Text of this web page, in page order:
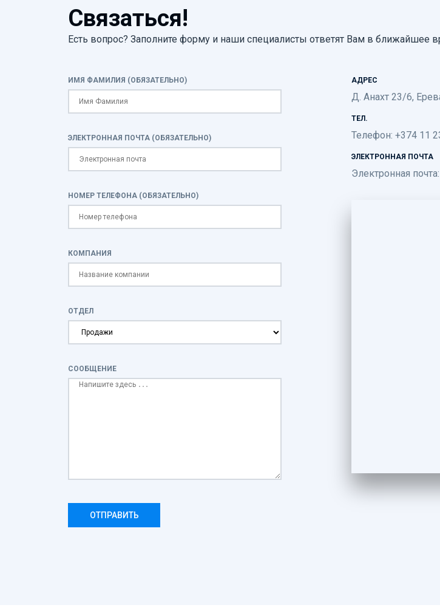
Связаться!
Есть вопрос? Заполните форму и наши специалисты ответят Вам в ближайшее
ИМЯ ФАМИЛИЯ (ОБЯЗАТЕЛЬНО)
ЭЛЕКТРОННАЯ ПОЧТА (ОБЯЗАТЕЛЬНО)
НОМЕР ТЕЛЕФОНА (ОБЯЗАТЕЛЬНО)
КОМПАНИЯ
ОТДЕЛ
СООБЩЕНИЕ
АДРЕС
Д. Анахт 23/6,
ТЕЛ.
Телефон: +374 11
ЭЛЕКТРОННАЯ ПОЧТА
Электронная почта: